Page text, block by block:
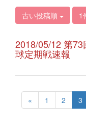
古い投稿順 1
2018/05/12 第
球定期戦速報
« 1 2 3